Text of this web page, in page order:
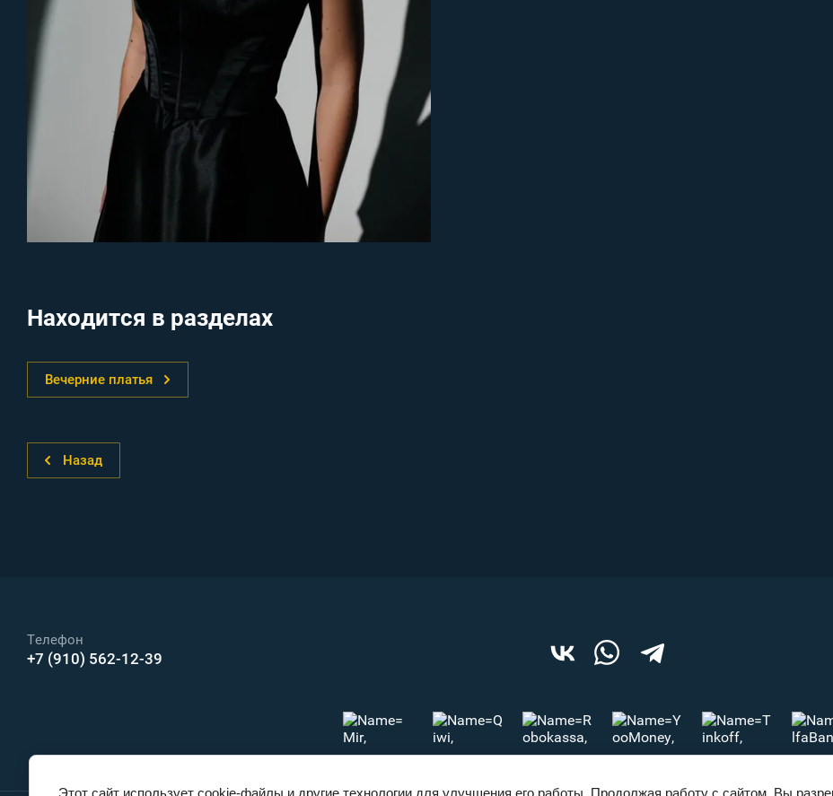
Находится в разделах
Вечерние платья
Назад
Телефон
+7 (910) 562-12-39
Этот сайт использует cookie-файлы и другие технологии для улучшения его работы. Продолжая работу с сайтом, Вы